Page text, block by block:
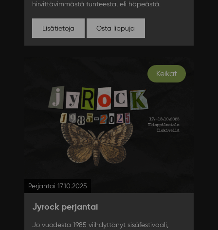
hirvittävimmästä tunteesta, eli häpeästä.
Lisätietoja Osta lippuja
Keikat
Perjantai 17.10.2025
Jyrock perjantai
Jo vuodesta 1985 viihdyttänyt sisäfestivaali,